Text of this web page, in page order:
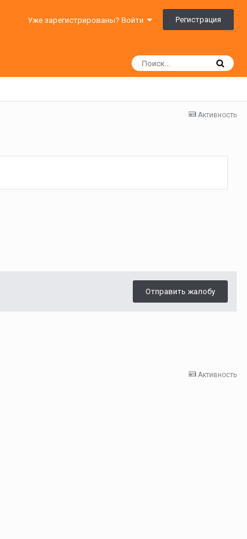
Уже зарегистрированы? Войти Регистрация
Активность
Отправить жалобу
Активность